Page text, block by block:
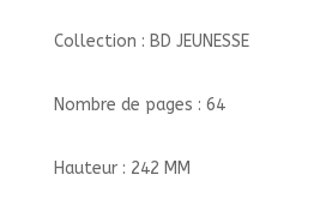
Collection : BD JEUNESSE
Nombre de pages : 64
Hauteur : 242 MM